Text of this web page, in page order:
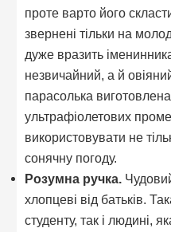
проте варто його
звернені тільки на
дуже вразить
незвичайний, а й
парасолька
ультрафіолетових
використовувати не
сонячну погоду.
Розумна ручка.
хлопцеві від батьків.
студенту, так і людині,